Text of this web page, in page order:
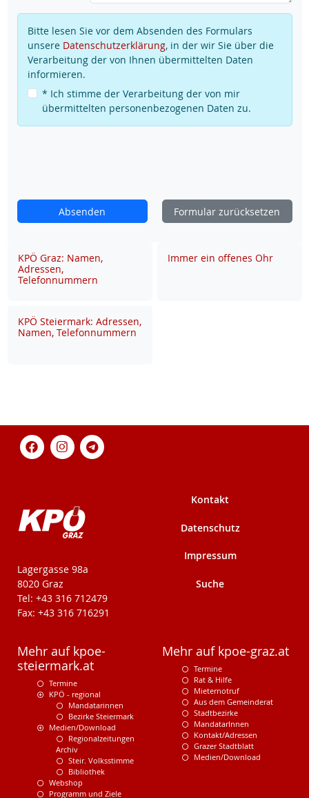
Bitte lesen Sie vor dem Absenden des Formulars
unsere Datenschutzerklärung, in der wir Sie über die
Verarbeitung der von Ihnen übermittelten Daten
informieren.
* Ich stimme der Verarbeitung der von mir
übermittelten personenbezogenen Daten zu.
Absenden Formular zurücksetzen
KPÖ Graz: Namen,
Adressen,
Telefonnummern
Immer ein offenes Ohr
KPÖ Steiermark: Adressen,
Namen, Telefonnummern
KPÖ-Steiermark
Lagergasse 98a
8020 Graz
Tel: +43 316 712479
Fax: +43 316 716291
Kontakt
Datenschutz
Impressum
Suche
Mehr auf kpoe-
steiermark.at
Termine
KPÖ - regional
Mandatarinnen
Bezirke Steiermark
Medien/Download
Regionalzeitungen
Archiv
Steir. Volksstimme
Bibliothek
Webshop
Programm und Ziele
Mehr auf kpoe-graz.at
Termine
Rat & Hilfe
Mieternotruf
Aus dem Gemeinderat
Stadtbezirke
MandatarInnen
Kontakt/Adressen
Grazer Stadtblatt
Medien/Download